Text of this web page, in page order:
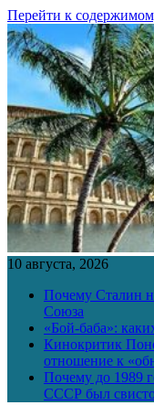
Перейти к
10 августа, 2026
Почему Сталин
Союза
«Бой-баба»:
Кинокритик
отношение к
Почему до 1989
СССР был